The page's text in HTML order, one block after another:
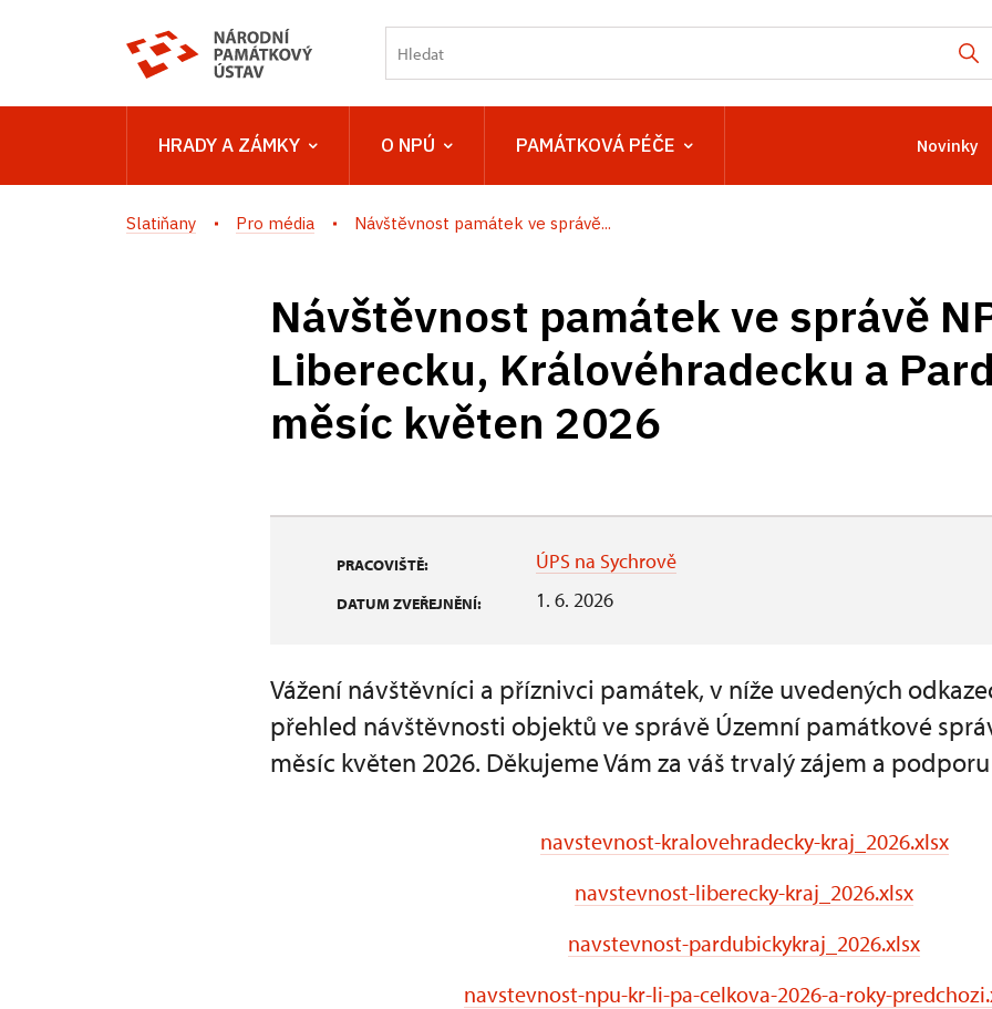
HRADY A ZÁMKY O NPÚ PAMÁTKOVÁ PÉČE Novinky
Slatiňany Pro média Návštěvnost památek ve správě...
Návštěvnost památek ve správě
Liberecku, Královéhradecku a
měsíc květen 2026
PRACOVIŠTĚ: ÚPS na Sychrově
DATUM ZVEŘEJNĚNÍ: 1. 6. 2026
Vážení návštěvníci a příznivci památek, v níže uvedených
přehled návštěvnosti objektů ve správě Územní památkové
měsíc květen 2026. Děkujeme Vám za váš trvalý zájem a
navstevnost-kralovehradecky-kraj_2026.xlsx
navstevnost-liberecky-kraj_2026.xlsx
navstevnost-pardubickykraj_2026.xlsx
navstevnost-npu-kr-li-pa-celkova-2026-a-roky-